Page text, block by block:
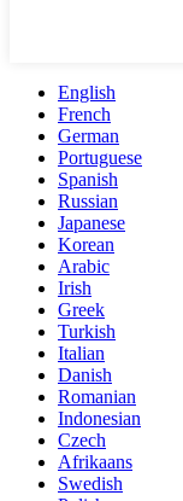
English
French
German
Portuguese
Spanish
Russian
Japanese
Korean
Arabic
Irish
Greek
Turkish
Italian
Danish
Romanian
Indonesian
Czech
Afrikaans
Swedish